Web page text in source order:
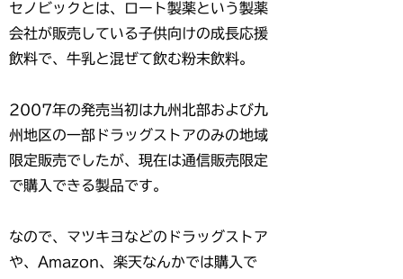
セノビックとは、ロート製薬という製薬
会社が販売している子供向けの成長応援
飲料で、牛乳と混ぜて飲む粉末飲料。
2007年の発売当初は九州北部および九
州地区の一部ドラッグストアのみの地域
限定販売でしたが、現在は通信販売限定
で購入できる製品です。
なので、マツキヨなどのドラッグストア
や、Amazon、楽天なんかでは購入で